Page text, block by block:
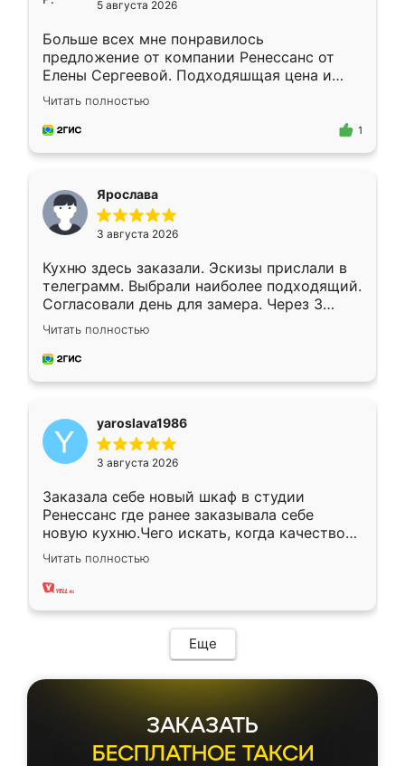
5 августа 2026
Больше всех мне понравилось
предложение от компании Ренессанс от
Елены Сергеевой. Подходяшщая цена и
короткие сроки изготовления. Приехавший
для замера сотрудник Владислав
предложил по моему эскизу самый
Читать полностью
1
Ярослава
3 августа 2026
Кухню здесь заказали. Эскизы прислали в
телеграмм. Выбрали наиболее подходящий.
Согласовали день для замера. Через 3
недели кухня была уже готова. Остались
довольны работой. Спасибо Ренессанс
мебель за качественную работу!
Читать полностью
yaroslava1986
3 августа 2026
Заказала себе новый шкаф в студии
Ренессанс где ранее заказывала себе
новую кухню.Чего искать, когда качеством
вполне довольна. Служит кухня уже почти
два года, нареканий нет.
Читать полностью
Еще
ЗАКАЗАТЬ
БЕСПЛАТНОЕ ТАКСИ